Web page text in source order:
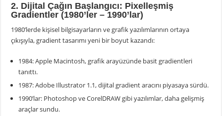
2. Dijital Çağın Başlangıcı: Pixelleşmiş
Gradientler (1980’ler – 1990’lar)
1980’lerde kişisel bilgisayarların ve grafik yazılımlarının ortaya
çıkışıyla, gradient tasarımı yeni bir boyut kazandı:
1984: Apple Macintosh, grafik arayüzünde basit gradientleri
tanıttı.
1987: Adobe Illustrator 1.1, dijital gradient aracını piyasaya sürdü.
1990’lar: Photoshop ve CorelDRAW gibi yazılımlar, daha gelişmiş
araçlar sundu.